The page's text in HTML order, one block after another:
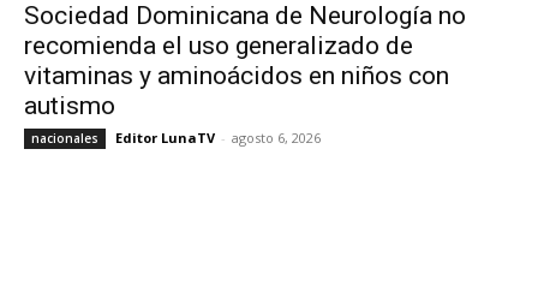
Sociedad Dominicana de Neurología no
recomienda el uso generalizado de
vitaminas y aminoácidos en niños con
autismo
nacionales Editor LunaTV - agosto 6, 2026